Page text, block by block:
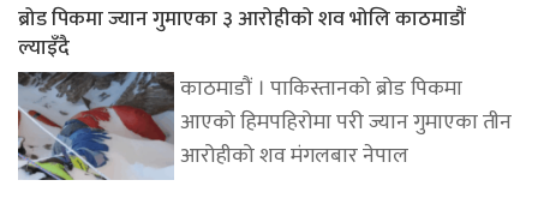
ब्रोड पिकमा ज्यान गुमाएका ३ आरोहीको शव भोलि काठमाडौं
ल्याइँदै
काठमाडौं । पाकिस्तानको ब्रोड पिकमा
आएको हिमपहिरोमा परी ज्यान गुमाएका तीन
आरोहीको शव मंगलबार नेपाल